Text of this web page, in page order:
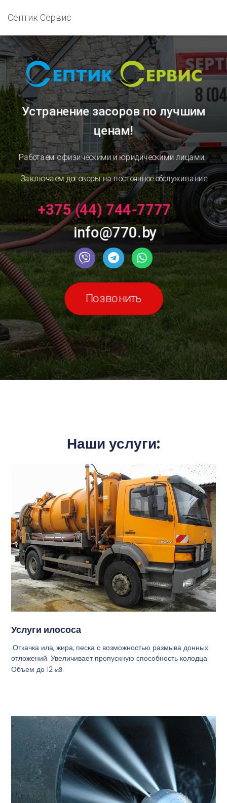
Септик Сервис
Устранение засоровпо лучшим
ценам!
Работаем с физическими и юридическими лицами.
Заключаем договоры на постоянное обслуживание
+375 (44) 744-7777
info@770.by
Позвонить
Наши услуги:
Услуги илососа
.Откачка ила, жира, песка с возможностью размыва донных
отложений. Увеличивает пропускную способность колодца.
Объем до 12м3.